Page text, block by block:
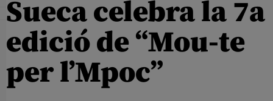
Sueca celebra la 7a
edició de “Mou-te
per l’Mpoc”